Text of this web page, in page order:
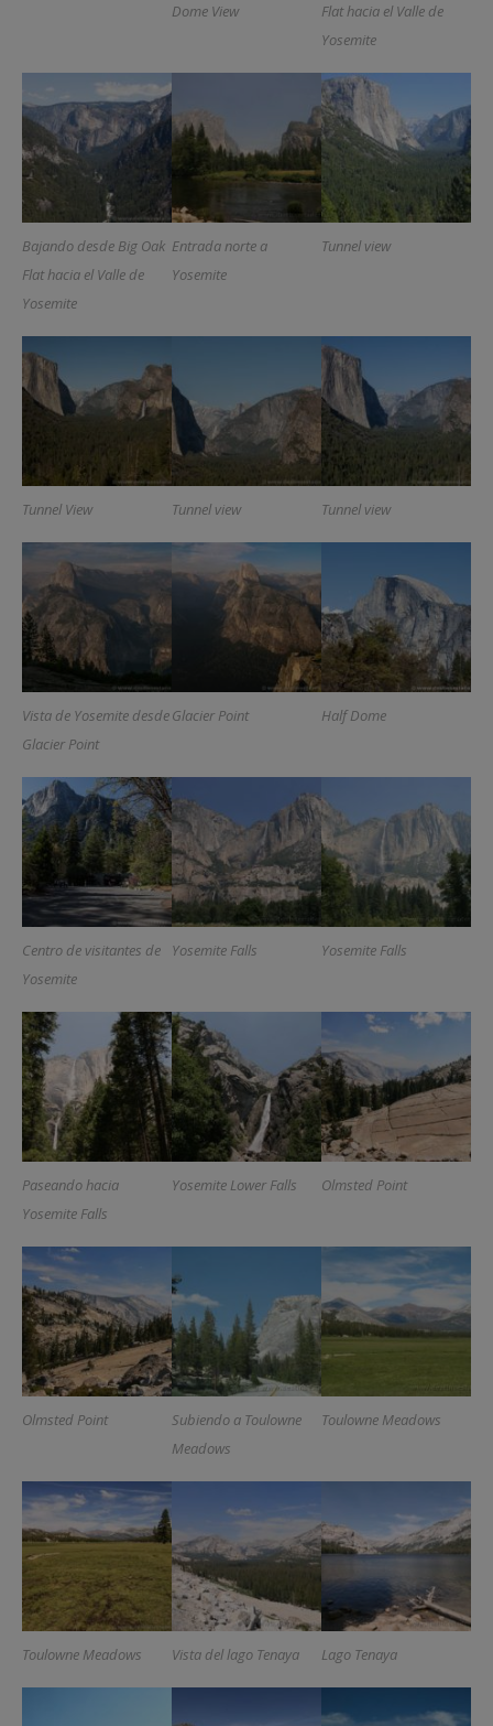
Dome View
Flat hacia el Valle de
Yosemite
Bajando desde Big Oak
Flat hacia el Valle de
Yosemite
Entrada norte a
Yosemite
Tunnel view
Tunnel View Tunnel view Tunnel view
Vista de Yosemite desde
Glacier Point
Glacier Point Half Dome
Centro de visitantes de
Yosemite
Yosemite Falls Yosemite Falls
Paseando hacia
Yosemite Falls
Yosemite Lower Falls Olmsted Point
Olmsted Point
Subiendo a Toulowne
Meadows
Toulowne Meadows
Toulowne Meadows Vista del lago Tenaya Lago Tenaya